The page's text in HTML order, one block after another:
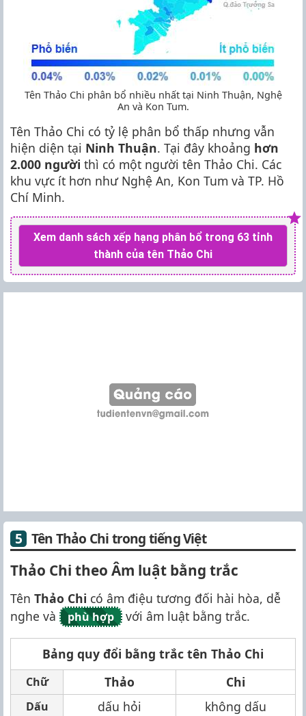
Tên Thảo Chi phân bổ nhiều nhất tại Ninh Thuận, Nghệ
An và Kon Tum.
Tên Thảo Chi có tỷ lệ phân bổ thấp nhưng vẫn
hiện diện tại Ninh Thuận. Tại đây khoảng hơn
2.000 người thì có một người tên Thảo Chi. Các
khu vực ít hơn như Nghệ An, Kon Tum và TP. Hồ
Chí Minh.
Xem danh sách xếp hạng phân bổ trong 63 tỉnh
thành của tên Thảo Chi
Tên Thảo Chi trong tiếng Việt
Thảo Chi theo Âm luật bằng trắc
Tên Thảo Chi có âm điệu tương đối hài hòa, dễ
nghe và
phù hợp với âm luật bằng trắc.
Bảng quy đổi bằng trắc tên Thảo Chi
Chữ Thảo Chi
Dấu dấu hỏi không dấu